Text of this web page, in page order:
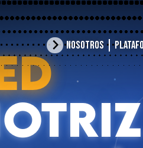
arrow_forward_ios Nosotros